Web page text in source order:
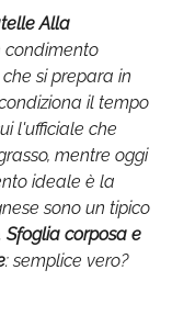
Alla
condimento
si prepara in
il tempo
l'ufficiale che
mentre oggi
ideale è la
sono un tipico
Sfoglia corposa e
: semplice vero?